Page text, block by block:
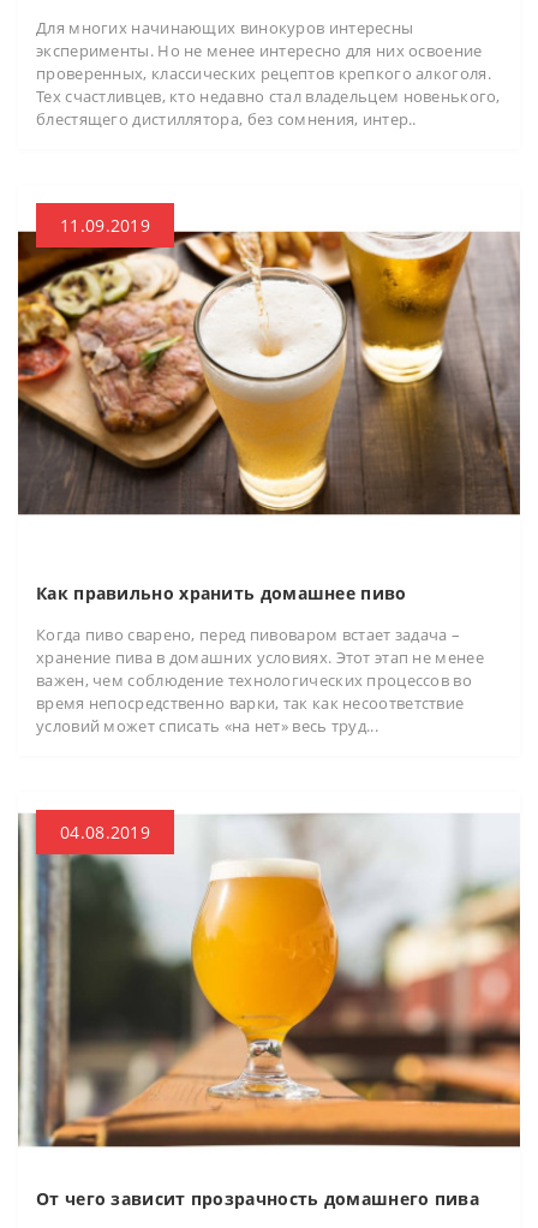
Для многих начинающих винокуров интересны
эксперименты. Но не менее интересно для них освоение
проверенных, классических рецептов крепкого алкоголя.
Тех счастливцев, кто недавно стал владельцем новенького,
блестящего дистиллятора, без сомнения, интер..
11.09.2019
Как правильно хранить домашнее пиво
Когда пиво сварено, перед пивоваром встает задача –
хранение пива в домашних условиях. Этот этап не менее
важен, чем соблюдение технологических процессов во
время непосредственно варки, так как несоответствие
условий может списать «на нет» весь труд...
04.08.2019
От чего зависит прозрачность домашнего пива